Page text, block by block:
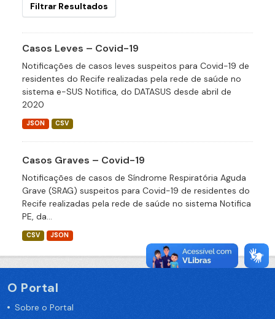
Filtrar Resultados
Casos Leves – Covid-19
Notificações de casos leves suspeitos para Covid-19 de
residentes do Recife realizadas pela rede de saúde no
sistema e-SUS Notifica, do DATASUS desde abril de
2020
JSON CSV
Casos Graves – Covid-19
Notificações de casos de Síndrome Respiratória Aguda
Grave (SRAG) suspeitos para Covid-19 de residentes do
Recife realizadas pela rede de saúde no sistema Notifica
PE, da...
CSV JSON
O Portal
Sobre o Portal